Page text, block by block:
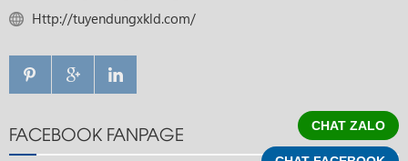
Http://tuyendungxkld.com/
FACEBOOK FANPAGE CHAT ZALO